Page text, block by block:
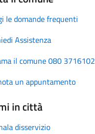
le domande frequenti
Assistenza
il comune 080 3716102
un appuntamento
in città
disservizio